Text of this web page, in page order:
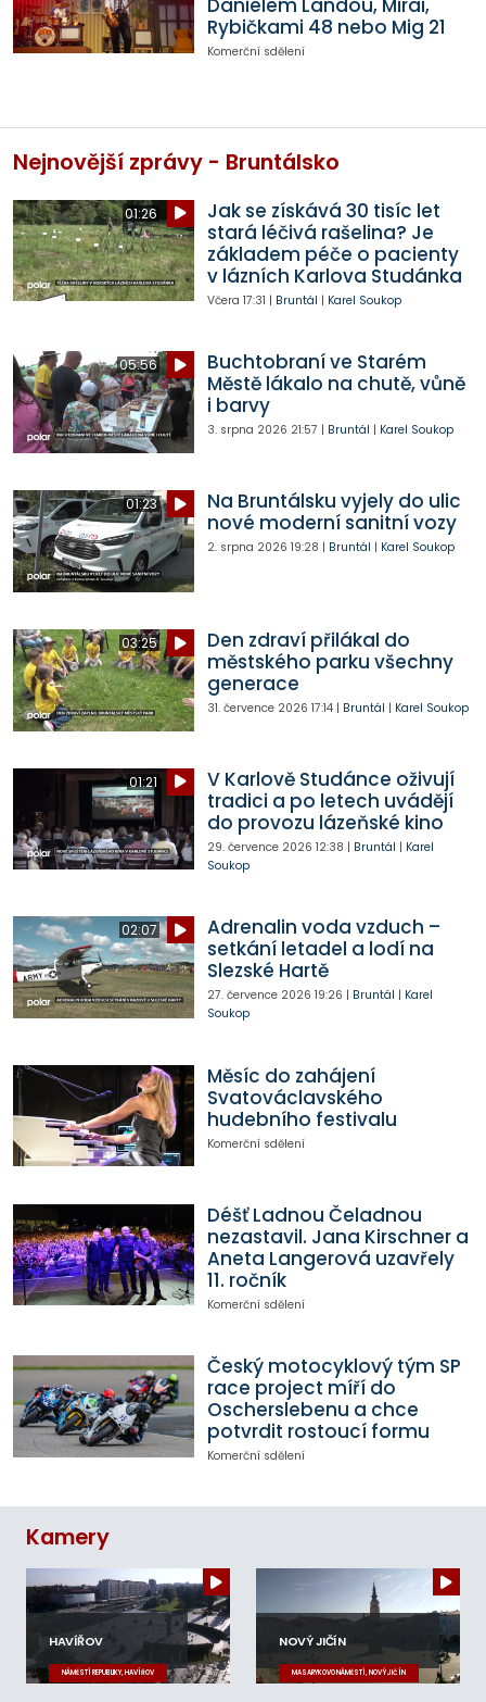
Danielem Landou, Mirai,
Rybičkami 48 nebo Mig 21
Komerční sdělení
Nejnovější zprávy - Bruntálsko
01:26
Jak se získává 30 tisíc let
stará léčivá rašelina? Je
základem péče o pacienty
v lázních Karlova Studánka
Včera 17:31 | Bruntál | Karel Soukop
05:56
Buchtobraní ve Starém
Městě lákalo na chutě, vůně
i barvy
3. srpna 2026 21:57 | Bruntál | Karel Soukop
01:23
Na Bruntálsku vyjely do ulic
nové moderní sanitní vozy
2. srpna 2026 19:28 | Bruntál | Karel Soukop
03:25
Den zdraví přilákal do
městského parku všechny
generace
31. července 2026 17:14| Bruntál | Karel Soukop
01:21
V Karlově Studánce oživují
tradici a po letech uvádějí
do provozu lázeňské kino
29. července 2026 12:38 | Bruntál | Karel
Soukop
02:07
Adrenalin voda vzduch –
setkání letadel a lodí na
Slezské Hartě
27. července 2026 19:26 | Bruntál | Karel
Soukop
Měsíc do zahájení
Svatováclavského
hudebního festivalu
Komerční sdělení
Déšť Ladnou Čeladnou
nezastavil. Jana Kirschner a
Aneta Langerová uzavřely
11. ročník
Komerční sdělení
Český motocyklový tým SP
race project míří do
Oscherslebenu a chce
potvrdit rostoucí formu
Komerční sdělení
Kamery
HAVÍŘOV
NÁMĚSTÍ REPUBLIKY, HAVÍŘOV
NOVÝ JIČÍN
MASARYKOVO NÁMĚSTÍ, NOVÝ JIČÍN